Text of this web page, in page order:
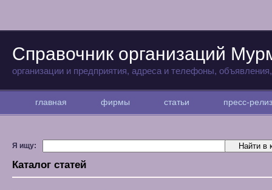
Справочник организаций
организации и предприятия, адреса и телефоны,
главная фирмы статьи пресс-
Я ищу:
Каталог статей